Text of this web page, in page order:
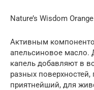
Nature’s Wisdom
Активным
апельсиновое масло.
капель добавляют в
разных
приятнейший, для